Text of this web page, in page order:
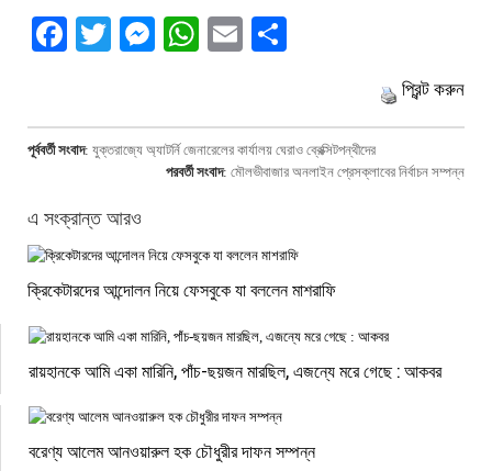
Facebook
TwitterMessenger
WhatsApp
Email
প্রিন্ট করুন
পূর্ববর্তী সংবাদ: যুক্তরাজ্যে অ্যাটর্নি জেনারেলের কার্যালয় ঘেরাও ব্রেক্সিটপন্থীদের
পরবর্তী সংবাদ: মৌলভীবাজার অনলাইন প্রেসক্লাবের নির্বাচন সম্পন্ন
এ সংক্রান্ত আরও
ক্রিকেটারদের আন্দোলন নিয়ে ফেসবুকে যা বললেন মাশরাফি
রায়হানকে আমি একা মারিনি, পাঁচ-ছয়জন মারছিল, এজন্যে মরে গেছে : আকবর
বরেণ্য আলেম আনওয়ারুল হক চৌধুরীর দাফন সম্পন্ন